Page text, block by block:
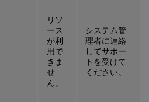
リソ
ース
が利
用で
きま
せ
ん。
システム管
理者に連絡
してサポー
トを受けて
ください。